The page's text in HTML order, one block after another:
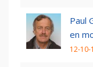
Paul
en
12-10-